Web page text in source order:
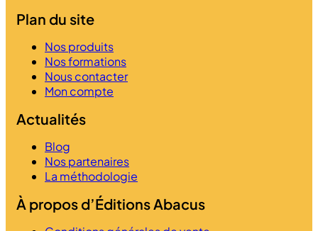
Plan du site
Nos produits
Nos formations
Nous contacter
Mon compte
Actualités
Blog
Nos partenaires
La méthodologie
À propos d’Éditions Abacus